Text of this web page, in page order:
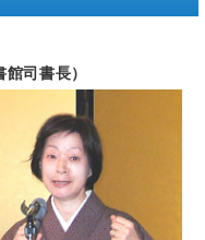
司書長）